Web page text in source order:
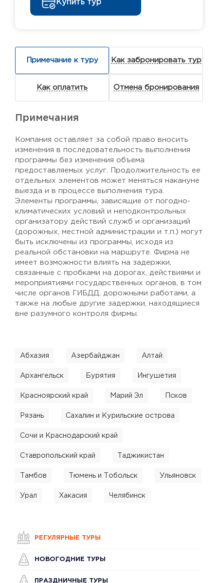
Купить тур
Примечание к туру Как забронировать тур
Как оплатить Отмена бронирования
Примечания
Компания оставляет за собой право вносить
изменения в последовательность выполнения
программы без изменения объема
предоставляемых услуг. Продолжительность ее
отдельных элементов может меняться накануне
выезда и в процессе выполнения тура.
Элементы программы, зависящие от погодно-
климатических условий и неподконтрольных
организатору действий служб и организаций
(дорожных, местной администрации и т.п.) могут
быть исключены из программы, исходя из
реальной обстановки на маршруте. Фирма не
имеет возможности влиять на задержки,
связанные с пробками на дорогах, действиями и
мероприятиями государственных органов, в том
числе органов ГИБДД, дорожными работами, а
также на любые другие задержки, находящиеся
вне разумного контроля фирмы.
Абхазия Азербайджан Алтай
Архангельск Бурятия Ингушетия
Красноярский край Марий Эл Псков
Рязань Сахалин и Курильские острова
Сочи и Краснодарский край
Ставропольский край Таджикистан
Тамбов Тюмень и Тобольск Ульяновск
Урал Хакасия Челябинск
РЕГУЛЯРНЫЕ ТУРЫ
НОВОГОДНИЕ ТУРЫ
ПРАЗДНИЧНЫЕ ТУРЫ